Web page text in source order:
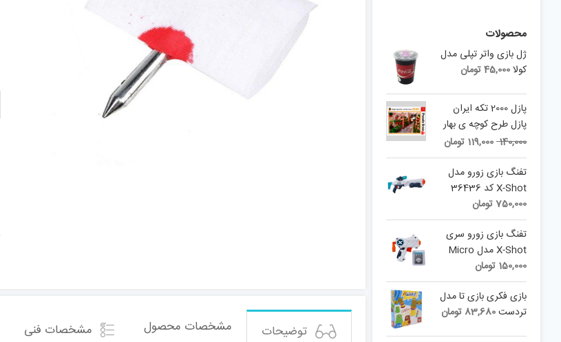
توضیحات مشخصات محصول مشخصات فنی
محصولات
ژل بازی واتر تپلی مدل
کولا45,000تومان
پازل 2000 تکه ایران
پازل طرح کوچه ی بهار
140,000
Original
price
was:
140,000 تومان.
119,000 تومان Current
price
119,000 تومان.
تفنگ بازی زورو مدل
X-Shot کد 36436
750,000تومان
تفنگ بازی زورو سری
X-Shot مدل Micro
150,000 تومان
بازی فکری بازی تا مدل
تردست83,680 تومان